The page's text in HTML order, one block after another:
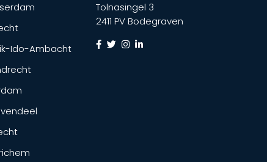
Ido-Ambacht
Tolnasingel 3
2411 PV Bodegraven